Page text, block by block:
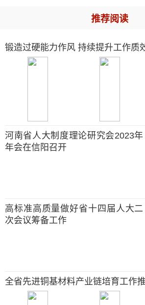
推荐阅读
锻造过硬能力作风 持续提升工作质
河南省人大制度理论研究会2023年
年会在信阳召开
高标准高质量做好省十四届人大二
次会议筹备工作
全省先进铜基材料产业链培育工作